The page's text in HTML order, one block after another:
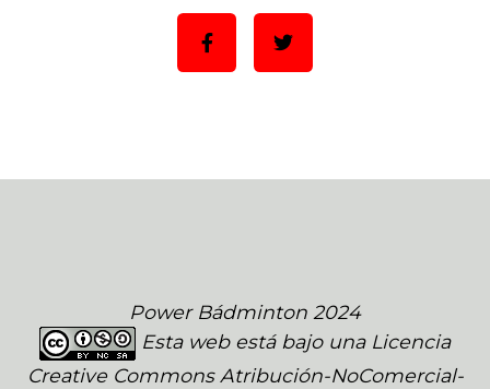
Power Bádminton 2024
Esta web está bajo una Licencia
Creative Commons Atribución-NoComercial-